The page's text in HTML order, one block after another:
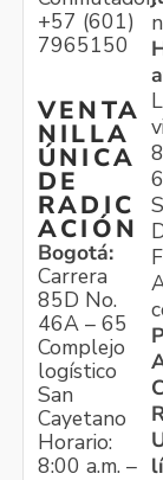
+57 (601)
7965150
VENTA
NILLA
ÚNICA
DE
RADIC
ACIÓN
Bogotá:
Carrera
85D No.
46A – 65
Complejo
logístico
San
Cayetano
Horario:
8:00 a.m. –